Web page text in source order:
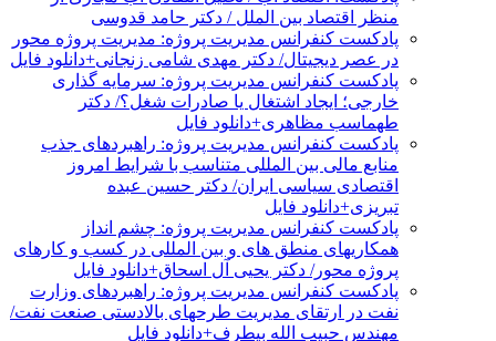
منظر اقتصاد بین الملل / دکتر حامد قدوسی
پادکست کنفرانس مدیریت پروژه: مدیریت پروژه محور
در عصر دیجیتال/ دکتر مهدی شامی زنجانی+دانلود فایل
پادکست کنفرانس مدیریت پروژه: سرمایه گذاری
خارجی؛ ایجاد اشتغال یا صادرات شغل؟/ دکتر
طهماسب مظاهری+دانلود فایل
پادکست کنفرانس مدیریت پروژه: راهبردهای جذب
منابع مالی بین المللی متناسب با شرایط امروز
اقتصادی سیاسی ایران/ دکتر حسین عبده
تبریزی+دانلود فایل
پادکست کنفرانس مدیریت پروژه: چشم انداز
همکاریهای منطق های و بین المللی در کسب و کارهای
پروژه محور/ دکتر یحیی آل اسحاق+دانلود فایل
پادکست کنفرانس مدیریت پروژه: راهبردهای وزارت
نفت در ارتقای مدیریت طرحهای بالادستی صنعت نفت/
مهندس حبیب الله بیطرف+دانلود فایل